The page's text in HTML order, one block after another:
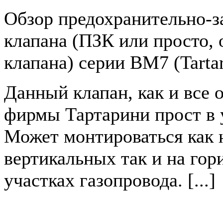
Обзор предохранительно-
клапана (ПЗК или просто,
клапана) серии BM7
Данный клапан, как и все
фирмы Тартарини прост в
Может монтироваться как
вертикальных так и на
участках газопровода. [...]